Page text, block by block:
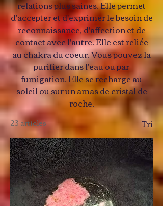
relations plus saines. Elle permet
d'accepter et d'exprimer le besoin de
reconnaissance, d'affection et de
contact avec l'autre. Elle est reliée
au chakra du coeur. Vous pouvez la
purifier dans l'eau ou par
fumigation. Elle se recharge au
soleil ou sur un amas de cristal de
roche.
23 articles Tri